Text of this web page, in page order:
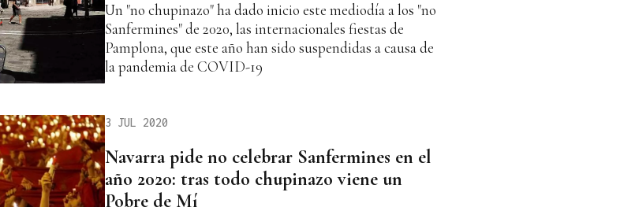
Un "no chupinazo" ha dado inicio este mediodía a los "no
Sanfermines" de 2020, las internacionales fiestas de
Pamplona, que este año han sido suspendidas a causa de
la pandemia de COVID-19
3 JUL 2020
Navarra pide no celebrar Sanfermines en el
año 2020: tras todo chupinazo viene un
Pobre de Mí